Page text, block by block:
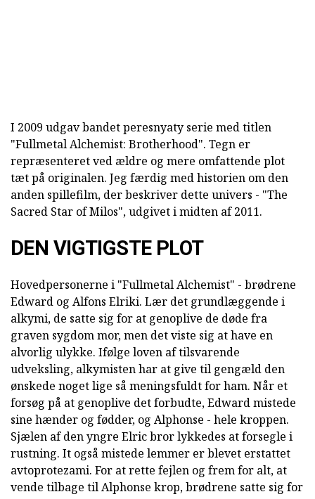
I 2009 udgav bandet peresnyaty serie med titlen
"Fullmetal Alchemist: Brotherhood". Tegn er
repræsenteret ved ældre og mere omfattende plot
tæt på originalen. Jeg færdig med historien om den
anden spillefilm, der beskriver dette univers - "The
Sacred Star of Milos", udgivet i midten af 2011.
DEN VIGTIGSTE PLOT
Hovedpersonerne i "Fullmetal Alchemist" - brødrene
Edward og Alfons Elriki. Lær det grundlæggende i
alkymi, de satte sig for at genoplive de døde fra
graven sygdom mor, men det viste sig at have en
alvorlig ulykke. Ifølge loven af tilsvarende
udveksling, alkymisten har at give til gengæld den
ønskede noget lige så meningsfuldt for ham. Når et
forsøg på at genoplive det forbudte, Edward mistede
sine hænder og fødder, og Alphonse - hele kroppen.
Sjælen af den yngre Elric bror lykkedes at forsegle i
rustning. It også mistede lemmer er blevet erstattet
avtoprotezami. For at rette fejlen og frem for alt, at
vende tilbage til Alphonse krop, brødrene satte sig for